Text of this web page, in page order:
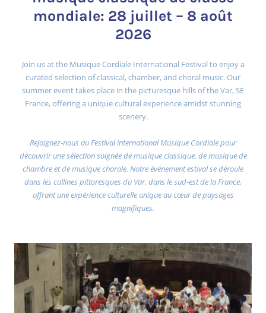
mondiale: 28 juillet – 8 août
2026
Join us at the Musique Cordiale International Festival to enjoy a
curated selection of classical, chamber, and choral music. Our
summer event takes place in the picturesque hills of the Var, SE
France, offering a unique cultural experience amidst stunning
scenery.
Rejoignez-nous au Festival international Musique Cordiale pour
découvrir une sélection soignée de musique classique, de musique de
chambre et de musique chorale. Notre événement estival se déroule
dans les collines pittoresques du Var, dans le sud-est de la France,
offrant une expérience culturelle unique au cœur de paysages
magnifiques.